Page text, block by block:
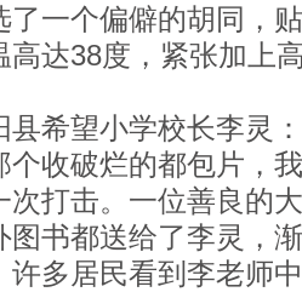
了一个偏僻的胡同，
高达38度，紧张加上
望小学校长李灵：
个收破烂的都包片，
次打击。一位善良的
图书都送给了李灵，
许多居民看到李老师